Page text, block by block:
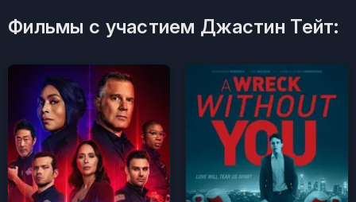
Фильмы с участием Джастин Тейт: